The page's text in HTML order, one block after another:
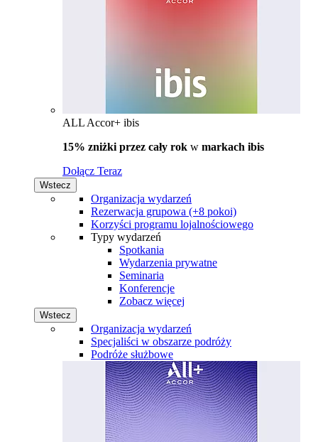
ALL Accor+ ibis
15% zniżki przez cały rok w markach ibis
Dołącz Teraz
Wstecz
Organizacja wydarzeń
Rezerwacja grupowa (+8 pokoi)
Korzyści programu lojalnościowego
Typy wydarzeń
Spotkania
Wydarzenia prywatne
Seminaria
Konferencje
Zobacz więcej
Wstecz
Organizacja wydarzeń
Specjaliści w obszarze podróży
Podróże służbowe